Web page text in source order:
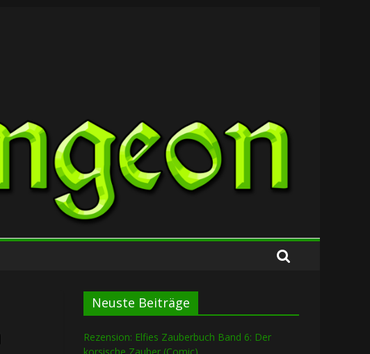
Neuste Beiträge
Rezension: Elfies Zauberbuch Band 6: Der